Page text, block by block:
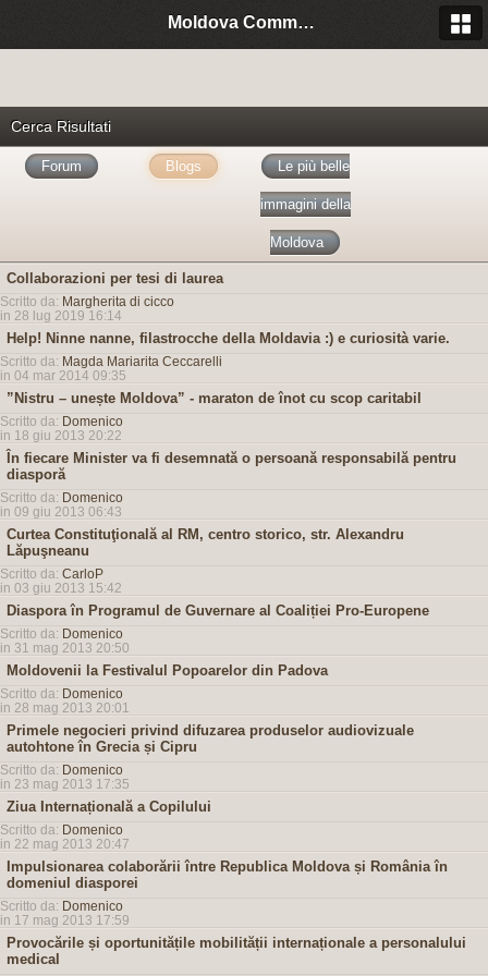
Moldova Community Italia
Cerca Risultati
Forum Blogs Le più belle
immagini della
Moldova
Collaborazioni per tesi di laurea
Scritto da: Margherita di cicco
in 28 lug 2019 16:14
Help! Ninne nanne, filastrocche della Moldavia :) e curiosità varie.
Scritto da: Magda Mariarita Ceccarelli
in 04 mar 2014 09:35
”Nistru – unește Moldova” - maraton de înot cu scop caritabil
Scritto da: Domenico
in 18 giu 2013 20:22
În fiecare Minister va fi desemnată o persoană responsabilă pentru
diasporă
Scritto da: Domenico
in 09 giu 2013 06:43
Curtea Constituţională al RM, centro storico, str. Alexandru
Lăpuşneanu
Scritto da: CarloP
in 03 giu 2013 15:42
Diaspora în Programul de Guvernare al Coaliției Pro-Europene
Scritto da: Domenico
in 31 mag 2013 20:50
Moldovenii la Festivalul Popoarelor din Padova
Scritto da: Domenico
in 28 mag 2013 20:01
Primele negocieri privind difuzarea produselor audiovizuale
autohtone în Grecia și Cipru
Scritto da: Domenico
in 23 mag 2013 17:35
Ziua Internațională a Copilului
Scritto da: Domenico
in 22 mag 2013 20:47
Impulsionarea colaborării între Republica Moldova și România în
domeniul diasporei
Scritto da: Domenico
in 17 mag 2013 17:59
Provocările și oportunitățile mobilității internaționale a personalului
medical